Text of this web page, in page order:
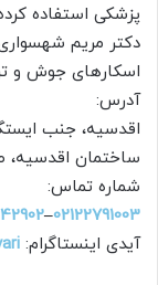
پزشکی استفاده
دکتر مریم
اسکارهای جوش و
آدرس:
اقدسیه، جنب
ساختمان اقدسیه، طبقه ۵،
شماره تماس:
02122791003
–
آیدی اینستاگرام: